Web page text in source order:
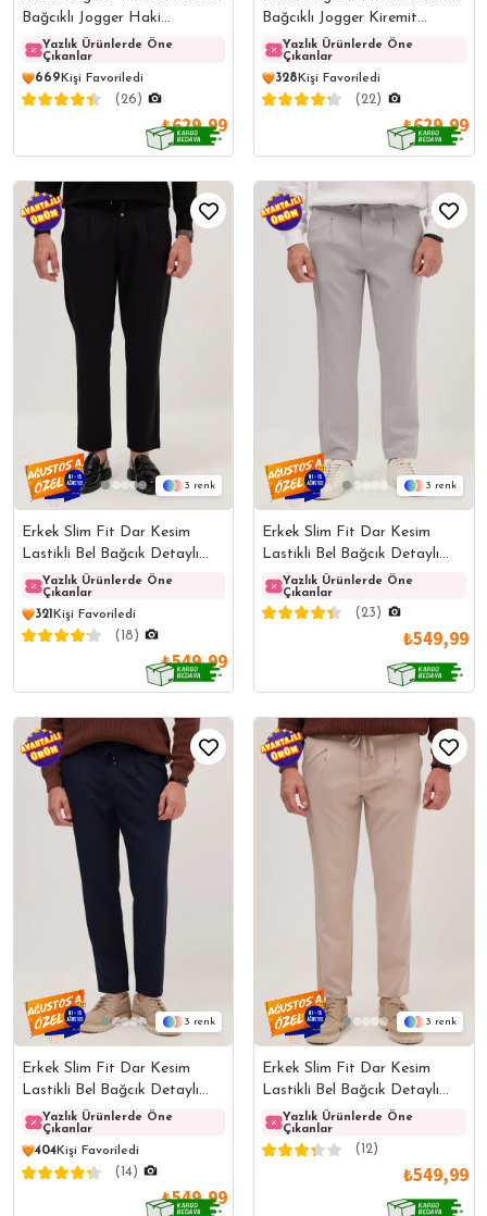
Bağcıklı Jogger Haki
Pantolon Rahat Kesim Yan
Cepli
Yazlık Ürünlerde Öne
Çıkanlar
Yazlık Ürünlerde Öne
Çıkanlar
669 Kişi Favoriledi
(26)
₺629,99
Bağcıklı Jogger Kiremit
Pantolon Rahat Kesim Yan
Cepli
Yazlık Ürünlerde Öne
Çıkanlar
328 Kişi Favoriledi
(22)
₺629,99
3
Erkek Slim Fit Dar Kesim
Lastikli Bel Bağcık Detaylı
Pileli Siyah Pantolon
Yazlık Ürünlerde Öne
Çıkanlar
Yazlık Ürünlerde Öne
Çıkanlar
321 Kişi Favoriledi
(18)
₺549,99
3
Erkek Slim Fit Dar Kesim
Lastikli Bel Bağcık Detaylı
Pileli Gri Pantolon
Yazlık Ürünlerde Öne
Çıkanlar
(23)
₺549,99
3
Erkek Slim Fit Dar Kesim
Lastikli Bel Bağcık Detaylı
Pileli Lacivert Pantolon
Yazlık Ürünlerde Öne
Çıkanlar
Yazlık Ürünlerde Öne
Çıkanlar
404Kişi Favoriledi
(14)
₺549,99
3
Erkek Slim Fit Dar Kesim
Lastikli Bel Bağcık Detaylı
Pileli Taş Pantolon
Yazlık Ürünlerde Öne
Çıkanlar
(12)
₺549,99